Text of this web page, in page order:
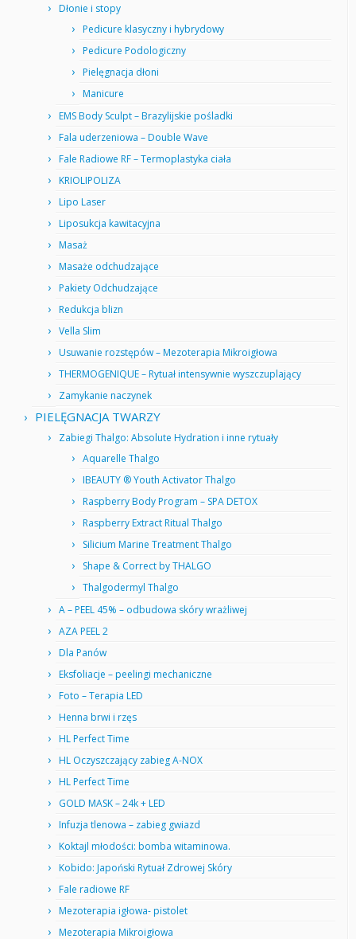
Dłonie i stopy
Pedicure klasyczny i hybrydowy
Pedicure Podologiczny
Pielęgnacja dłoni
Manicure
EMS Body Sculpt – Brazylijskie pośladki
Fala uderzeniowa – Double Wave
Fale Radiowe RF – Termoplastyka ciała
KRIOLIPOLIZA
Lipo Laser
Liposukcja kawitacyjna
Masaż
Masaże odchudzające
Pakiety Odchudzające
Redukcja blizn
Vella Slim
Usuwanie rozstępów – Mezoterapia Mikroigłowa
THERMOGENIQUE – Rytuał intensywnie wyszczuplający
Zamykanie naczynek
PIELĘGNACJA TWARZY
Zabiegi Thalgo: Absolute Hydration i inne rytuały
Aquarelle Thalgo
IBEAUTY ® Youth Activator Thalgo
Raspberry Body Program – SPA DETOX
Raspberry Extract Ritual Thalgo
Silicium Marine Treatment Thalgo
Shape & Correct by THALGO
Thalgodermyl Thalgo
A – PEEL 45% – odbudowa skóry wrażliwej
AZA PEEL 2
Dla Panów
Eksfoliacje – peelingi mechaniczne
Foto – Terapia LED
Henna brwi i rzęs
HL Perfect Time
HL Oczyszczający zabieg A-NOX
HL Perfect Time
GOLD MASK – 24k + LED
Infuzja tlenowa – zabieg gwiazd
Koktajl młodości: bomba witaminowa.
Kobido: Japoński Rytuał Zdrowej Skóry
Fale radiowe RF
Mezoterapia igłowa- pistolet
Mezoterapia Mikroigłowa